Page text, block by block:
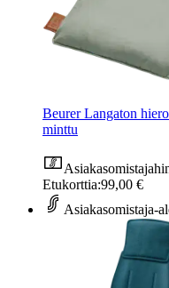
Beurer Langaton
minttu
Etukorttia:99,00 €
Asiakasomistaja-